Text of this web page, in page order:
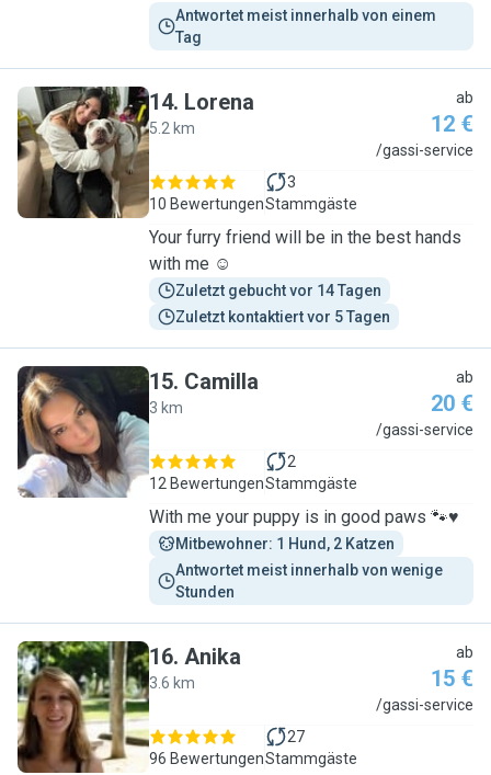
Antwortet meist innerhalb von einem
Tag
L
14. Lorena
5.2 km
ab
12 €
/gassi-service
10 Bewertungen
3
Stammgäste
Your furry friend will be in the best hands
with me ☺️
Zuletzt gebucht vor 14 Tagen
Zuletzt kontaktiert vor 5 Tagen
C
15. Camilla
3 km
ab
20 €
/gassi-service
12 Bewertungen
2
Stammgäste
With me your puppy is in good paws 🐾♥️
Mitbewohner: 1 Hund, 2 Katzen
Antwortet meist innerhalb von wenige
Stunden
A
16. Anika
3.6 km
ab
15 €
/gassi-service
96 Bewertungen
27
Stammgäste